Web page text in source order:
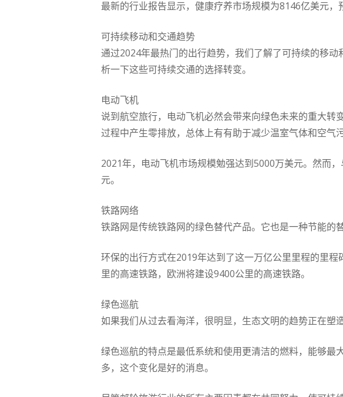
最新的行业报告显示，健康疗养市场规模为8146亿美元，
可持续移动和交通趋势
通过2024年最热门的出行趋势，我们了解了可持续的移
析一下这些可持续交通的选择转变。
电动飞机
说到航空旅行，电动飞机必然会带来向绿色未来的重大
过程中产生零排放，总体上有有助于减少温室气体和空气污
2021年，电动飞机市场规模勉强达到5000万美元。然而
元。
铁路网络
铁路网是传统铁路网的绿色替代产品。它也是一种节能的
环保的出行方式在2019年达到了这一万亿公里里程的里
里的高速铁路，欧洲将建设9400公里的高速铁路。
绿色巡航
如果我们从过去看海洋，很明显，生态文明的趋势正在塑
绿色巡航的特点是最低系统和使用更清洁的燃料，能够
多，这个变化是好的消息。